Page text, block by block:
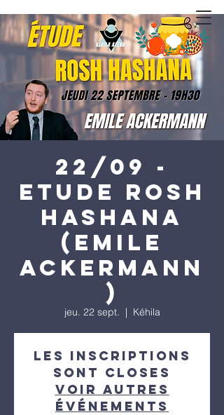
22/09 -
Etude Rosh
Hashana
(Emile
Ackermann
)
jeu. 22 sept.
  |
Kéhila
Les inscriptions
sont closes
Voir autres
événements